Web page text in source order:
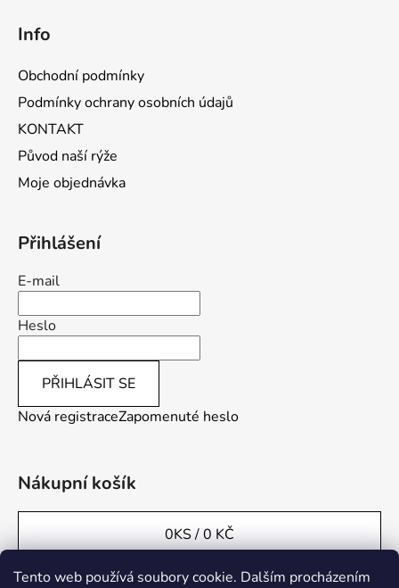
Tento web používá soubory cookie. Dalším procházením
Info
Obchodní podmínky
Podmínky ochrany osobních údajů
KONTAKT
Původ naší rýže
Moje objednávka
Přihlášení
E-mail
Heslo
PŘIHLÁSIT SE
Nová registraceZapomenuté heslo
Nákupní košík
0KS /0 KČ